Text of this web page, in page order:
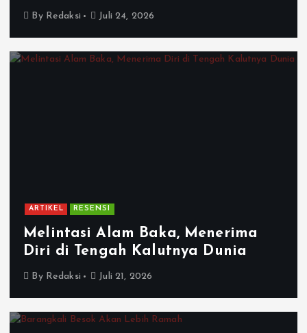
By Redaksi Juli 24, 2026
ARTIKEL RESENSI
Melintasi Alam Baka, Menerima
Diri di Tengah Kalutnya Dunia
By Redaksi Juli 21, 2026